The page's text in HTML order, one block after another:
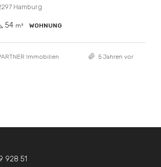
Hamburg
54 m² WOHNUNG
Immobilien 5 Jahren vor
928 51